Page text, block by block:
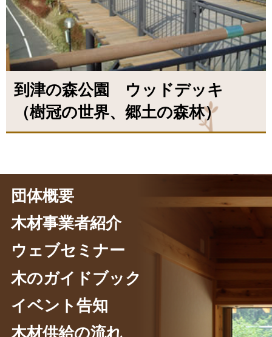
到津の森公園 ウッドデッキ
（樹冠の世界、郷土の森林）
団体概要
木材事業者紹介
ウェブセミナー
木のガイドブック
イベント告知
木材供給の流れ